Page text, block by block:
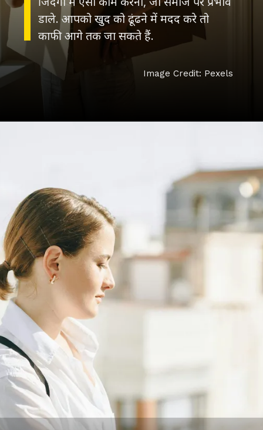
डाले. आपको खुद को ढूंढने में मदद करे तो
काफी आगे तक जा सकते हैं.
Image Credit: Pexels